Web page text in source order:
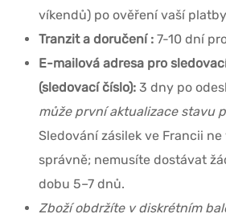
víkendů) po ověření vaší
Tranzit a doručení : 7-10 dní
E-mailová adresa pro
(sledovací číslo): 3 dny po
může první aktualizace stavu
Sledování zásilek ve Francii
správně; nemusíte dostávat
dobu 5–7 dnů.
Zboží obdržíte v diskrétním